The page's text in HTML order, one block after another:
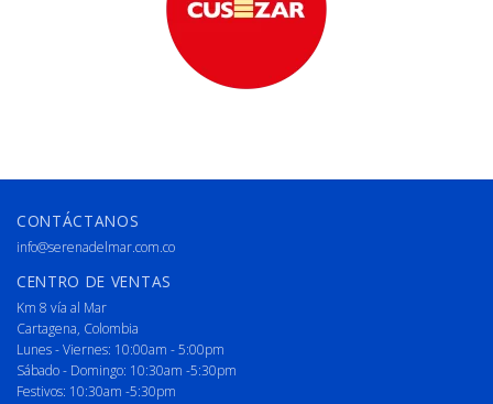
CONTÁCTANOS
info@serenadelmar.com.co
CENTRO DE VENTAS
Km 8 vía al Mar
Cartagena, Colombia
Lunes - Viernes: 10:00am - 5:00pm
Sábado - Domingo: 10:30am -5:30pm
Festivos: 10:30am -5:30pm